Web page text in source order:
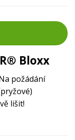
Bloxx
požádání
lišit!